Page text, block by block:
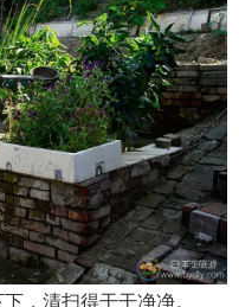
，清扫得干干净净。